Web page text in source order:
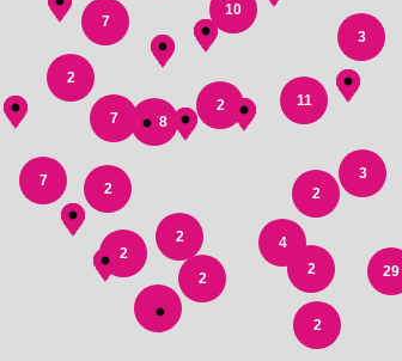
2
2
2
2
4
29
3
3
10
11
2
7
7
2
2
3
2
2
7 178